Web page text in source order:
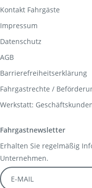
Kontakt Fahrgäste
Impressum
Datenschutz
AGB
Barrierefreiheitserklärung
Fahrgastrechte /
Werkstatt:
Fahrgastnewsletter
Erhalten Sie regelmäßig
Unternehmen.